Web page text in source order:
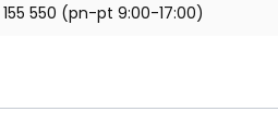
550 (pn-pt 9:00-17:00)